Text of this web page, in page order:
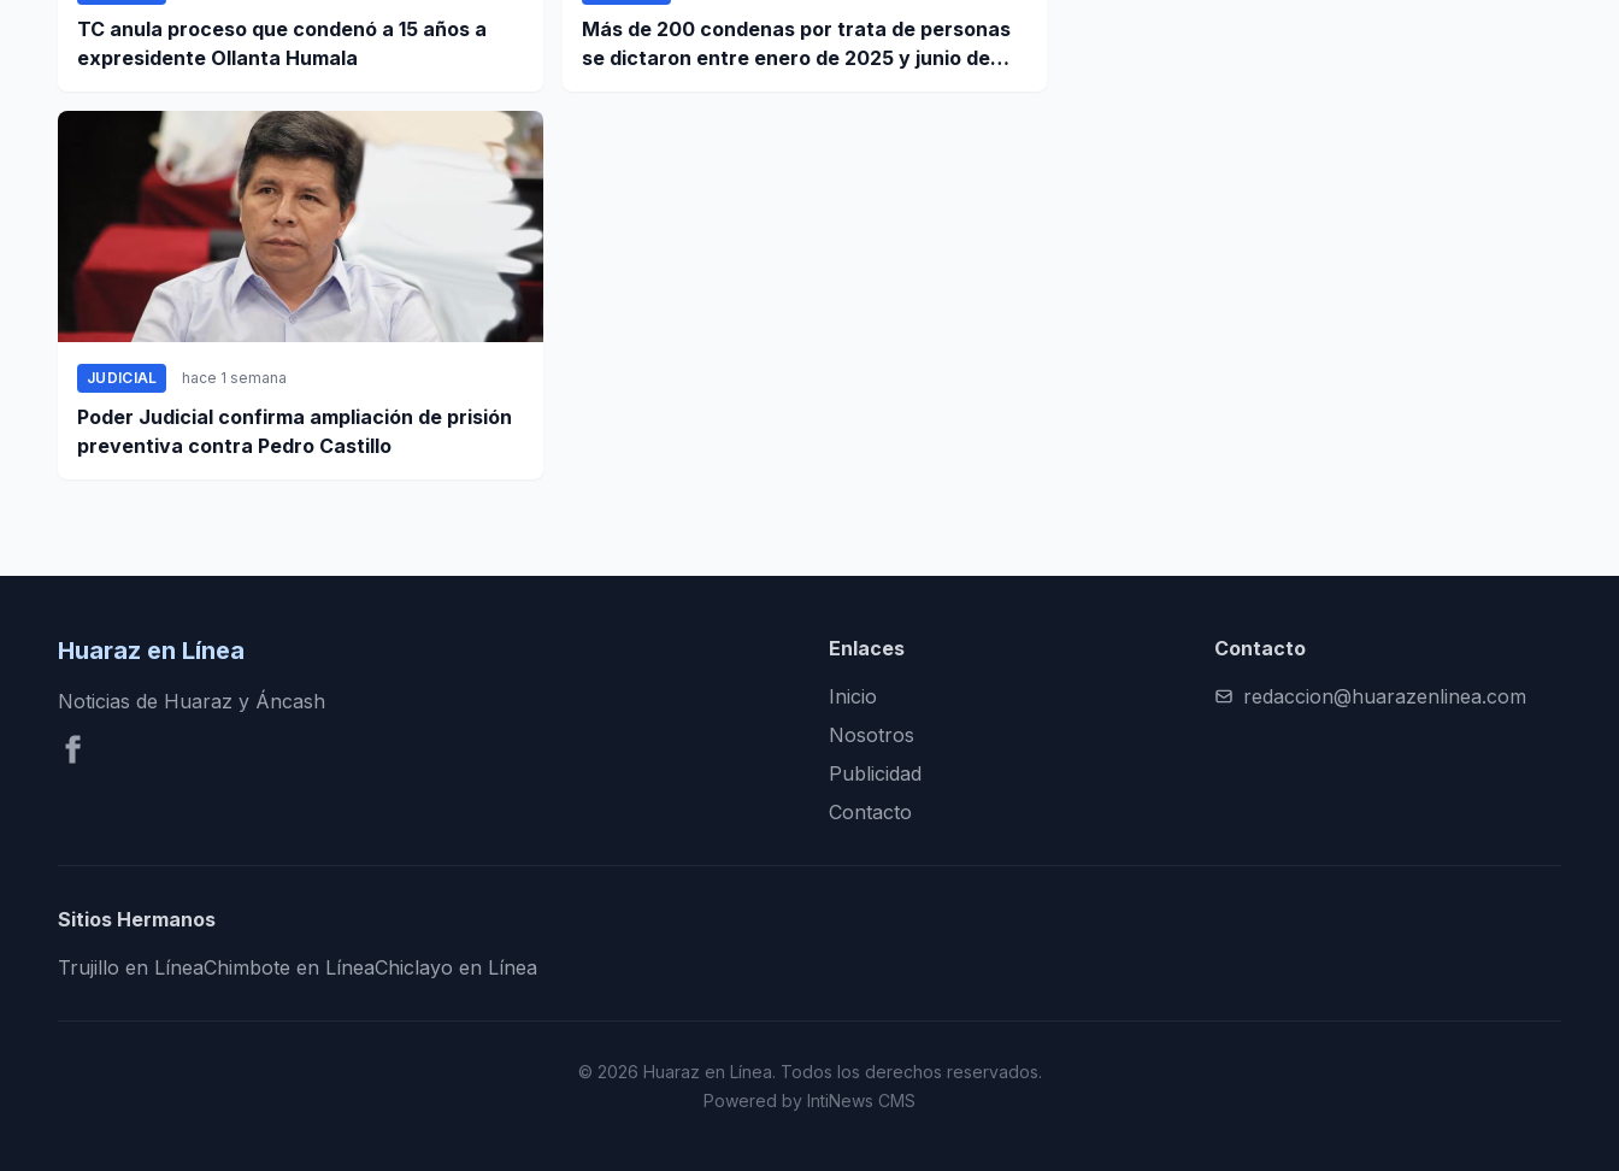
TC anula proceso que condenó a 15 años a
expresidente Ollanta Humala
Más de 200 condenas por trata de personas
se dictaron entre enero de 2025 y junio de
JUDICIAL hace 1 semana
Poder Judicial confirma ampliación de prisión
preventiva contra Pedro Castillo
Huaraz en Línea
Noticias de Huaraz y Áncash
Enlaces
Inicio
Nosotros
Publicidad
Contacto
Contacto
redaccion@huarazenlinea.com
Sitios Hermanos
Trujillo en LíneaChimbote en LíneaChiclayo en Línea
© 2026 Huaraz en Línea. Todos los derechos reservados.
Powered by IntiNews CMS